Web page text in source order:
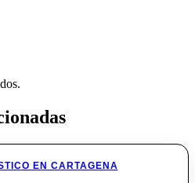
EN CARTAGENA